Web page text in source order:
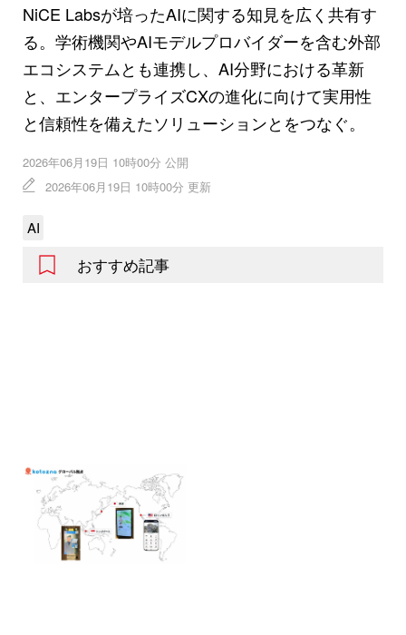
NiCE Labsが培ったAIに関する知見を広く共有す
る。学術機関やAIモデルプロバイダーを含む外部
エコシステムとも連携し、AI分野における革新
と、エンタープライズCXの進化に向けて実用性
と信頼性を備えたソリューションとをつなぐ。
2026年06月19日 10時00分 公開
2026年06月19日 10時00分 更新
AI
おすすめ記事